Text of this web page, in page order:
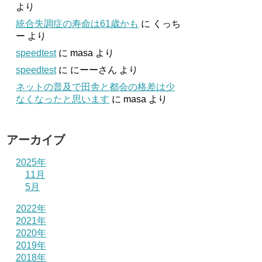
より
統合失調症の寿命は61歳かも に くっち
ー より
speedtestに masa より
speedtestに にーーさん より
ネットの普及で田舎と都会の格差は少
なくなったと思います に masa より
アーカイブ
2025年
11月
5月
2022年
2021年
2020年
2019年
2018年